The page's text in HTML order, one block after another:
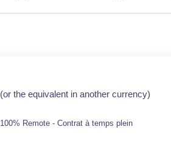
(or the equivalent in another currency)
100% Remote - Contrat à temps plein